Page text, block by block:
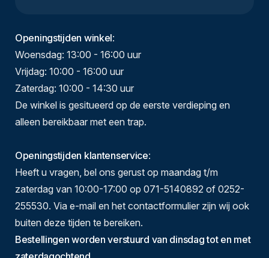
Openingstijden winkel:
Woensdag: 13:00 - 16:00 uur
Vrijdag: 10:00 - 16:00 uur
Zaterdag: 10:00 - 14:30 uur
De winkel is gesitueerd op de eerste verdieping en
alleen bereikbaar met een trap.
Openingstijden klantenservice:
Heeft u vragen, bel ons gerust op maandag t/m
zaterdag van 10:00-17:00 op 071-5140892 of 0252-
255530. Via e-mail en het contactformulier zijn wij ook
buiten deze tijden te bereiken.
Bestellingen worden verstuurd van dinsdag tot en met